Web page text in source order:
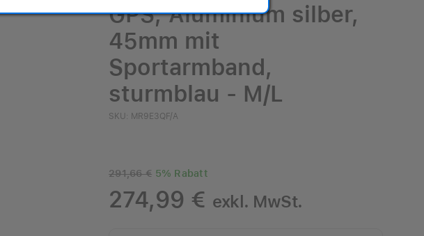
GPS, Aluminium silber,
45mm mit
Sportarmband,
sturmblau - M/L
SKU: MR9E3QF/A
291,66 € 5% Rabatt
274,99 € exkl. MwSt.